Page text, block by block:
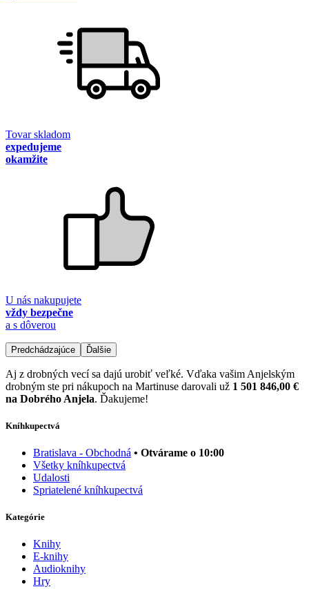
Tovar skladom
expedujeme
okamžite
U nás nakupujete
vždy bezpečne
a s dôverou
Predchádzajúce Ďalšie
Aj z drobných vecí sa dajú urobiť veľké. Vďaka vašim Anjelským
drobným ste pri nákupoch na Martinuse darovali už 1 501 846,00 €
na Dobrého Anjela. Ďakujeme!
Kníhkupectvá
Bratislava - Obchodná • Otvárame o 10:00
Všetky kníhkupectvá
Udalosti
Spriatelené kníhkupectvá
Kategórie
Knihy
E-knihy
Audioknihy
Hry